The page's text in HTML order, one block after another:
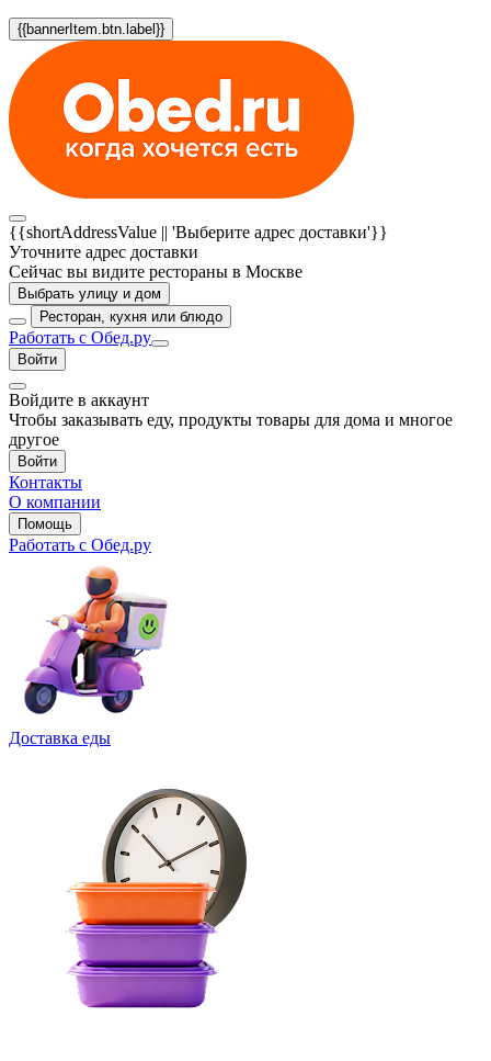
{{bannerItem.btn.label}}
{{shortAddressValue || 'Выберите адрес доставки'}}
Уточните адрес доставки
Сейчас вы видите рестораны в Москве
Выбрать улицу и дом
Ресторан, кухня или блюдо
Работать с Обед.ру
Войти
Войдите в аккаунт
Чтобы заказывать еду, продукты товары для дома и многое
другое
Войти
Контакты
О компании
Помощь
Работать с Обед.ру
Доставка еды